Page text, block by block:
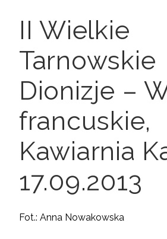
II Wielkie
Tarnowskie
Dionizje –
francuskie,
Kawiarnia
17.09.2013
Fot.: Anna Nowakowska